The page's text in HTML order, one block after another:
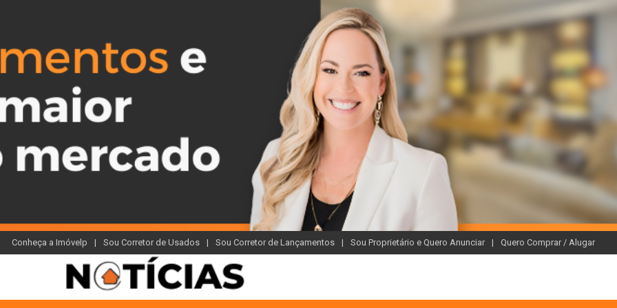
Conheça a Imóvelp Sou Corretor de Usados Sou Corretor de Lançamentos Sou Proprietário e Quero Anunciar Quero Comprar / Alugar